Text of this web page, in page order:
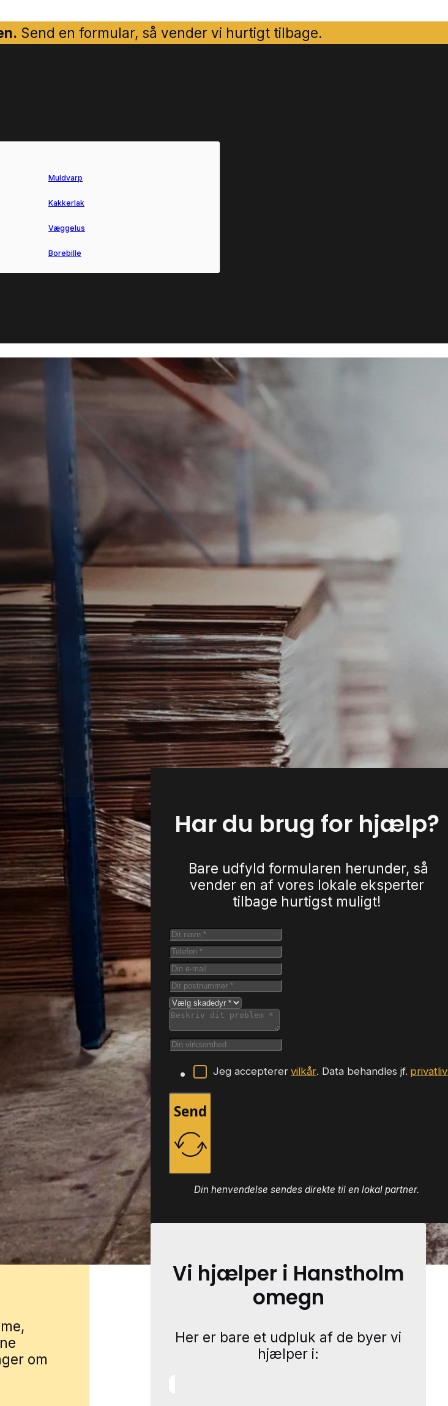
Send en formular, så vender vi hurtigt tilbage.
Muldvarp
Kakkerlak
Væggelus
Borebille
i
fagfolk, der kender
gennem vores
findes der
hvor
vigtigt at
og
og
så
om
Har du brug for hjælp?
Bare udfyld formularen herunder, så
vender en af vores lokale eksperter
tilbage hurtigst muligt!
Jeg accepterer vilkår. Data behandles jf.
Send
Din henvendelse sendes direkte til en lokal partner.
Vi hjælper i Hanstholm
omegn
Her er bare et udpluk af de byer vi
hjælper i: